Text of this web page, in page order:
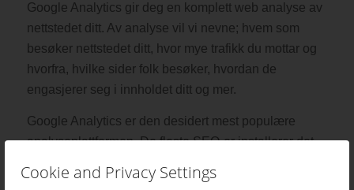
Cookie and Privacy Settings
Google Analytics gir deg en komplett web analyse av
nettstedet ditt. Av analyse vil vi nevne; hvem som
besøker nettstedet ditt, hvor mye trafikk du mottar og
hvorfra, hvilke sider folk besøker, hvordan de
engasjerer seg i innholdet ditt og mer.
Google Analytics er den desidert mest populære
analyseplattformen. De fleste SEO-er installerer det
gått over til en ny type analyse kjent som GA4. Hvis